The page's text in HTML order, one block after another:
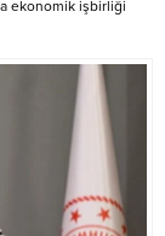
ediliyor.
ekonomik işbirliği